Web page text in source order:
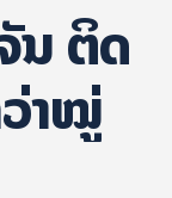
ນ ຕິດ​
າ​ໝູ່